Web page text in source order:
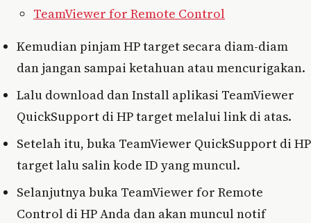
TeamViewer for Remote Control
Kemudian pinjam HP target secara diam-diam
dan jangan sampai ketahuan atau mencurigakan.
Lalu download dan Install aplikasi TeamViewer
QuickSupport di HP target melalui link di atas.
Setelah itu, buka TeamViewer QuickSupport di HP
target lalu salin kode ID yang muncul.
Selanjutnya buka TeamViewer for Remote
Control di HP Anda dan akan muncul notif